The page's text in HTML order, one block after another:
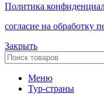
Политика
согласие на обработку
Закрыть
Меню
Тур-страны